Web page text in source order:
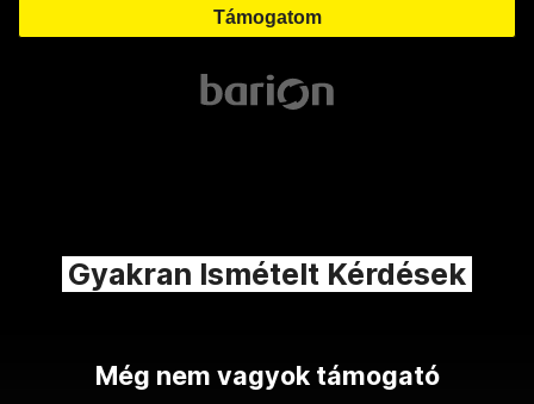
Gyakran Ismételt Kérdések
Még nem vagyok támogató